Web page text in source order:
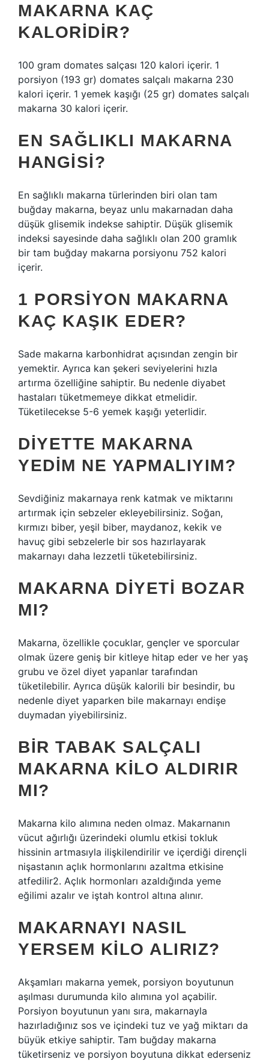
MAKARNA KAÇ
KALORIDIR?
100 gram domates salçası 120 kalori içerir. 1
porsiyon (193 gr) domates salçalı makarna 230
kalori içerir. 1 yemek kaşığı (25 gr) domates salçalı
makarna 30 kalori içerir.
EN SAĞLIKLI MAKARNA
HANGISI?
En sağlıklı makarna türlerinden biri olan tam
buğday makarna, beyaz unlu makarnadan daha
düşük glisemik indekse sahiptir. Düşük glisemik
indeksi sayesinde daha sağlıklı olan 200 gramlık
bir tam buğday makarna porsiyonu 752 kalori
içerir.
1 PORSIYON MAKARNA
KAÇ KAŞIK EDER?
Sade makarna karbonhidrat açısından zengin bir
yemektir. Ayrıca kan şekeri seviyelerini hızla
artırma özelliğine sahiptir. Bu nedenle diyabet
hastaları tüketmemeye dikkat etmelidir.
Tüketilecekse 5-6 yemek kaşığı yeterlidir.
DIYETTE MAKARNA
YEDIM NE YAPMALIYIM?
Sevdiğiniz makarnaya renk katmak ve miktarını
artırmak için sebzeler ekleyebilirsiniz. Soğan,
kırmızı biber, yeşil biber, maydanoz, kekik ve
havuç gibi sebzelerle bir sos hazırlayarak
makarnayı daha lezzetli tüketebilirsiniz.
MAKARNA DIYETI BOZAR
MI?
Makarna, özellikle çocuklar, gençler ve sporcular
olmak üzere geniş bir kitleye hitap eder ve her yaş
grubu ve özel diyet yapanlar tarafından
tüketilebilir. Ayrıca düşük kalorili bir besindir, bu
nedenle diyet yaparken bile makarnayı endişe
duymadan yiyebilirsiniz.
BIR TABAK SALÇALI
MAKARNA KILO ALDIRIR
MI?
Makarna kilo alımına neden olmaz. Makarnanın
vücut ağırlığı üzerindeki olumlu etkisi tokluk
hissinin artmasıyla ilişkilendirilir ve içerdiği dirençli
nişastanın açlık hormonlarını azaltma etkisine
atfedilir2. Açlık hormonları azaldığında yeme
eğilimi azalır ve iştah kontrol altına alınır.
MAKARNAYI NASIL
YERSEM KILO ALIRIZ?
Akşamları makarna yemek, porsiyon boyutunun
aşılması durumunda kilo alımına yol açabilir.
Porsiyon boyutunun yanı sıra, makarnayla
hazırladığınız sos ve içindeki tuz ve yağ miktarı da
büyük etkiye sahiptir. Tam buğday makarna
tüketirseniz ve porsiyon boyutuna dikkat ederseniz